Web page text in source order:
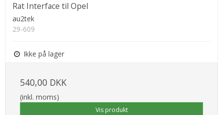
Rat Interface til Opel
au2tek
29-609
Ikke på lager
540,00 DKK
(inkl. moms)
Vis produkt